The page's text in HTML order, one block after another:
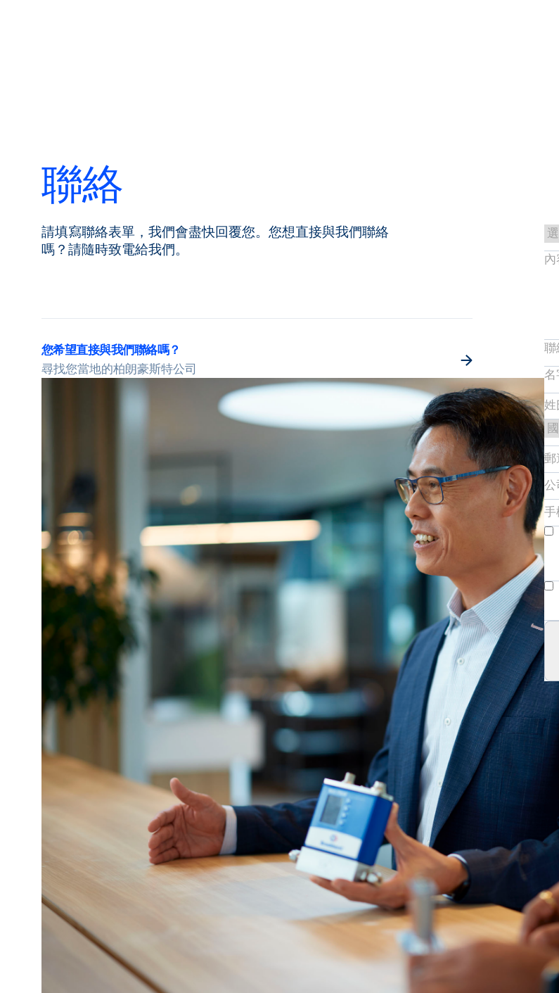
產品
應用領域
服務與支援
特
聯絡我們
聯絡
請填寫聯絡表單，我們會盡快回覆您。您想直接與我們聯絡
嗎？請隨時致電給我們。
您希望直接與我們聯絡嗎？
尋找您當地的柏朗豪斯特公司